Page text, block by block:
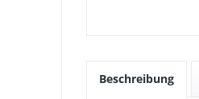
Beschreibung